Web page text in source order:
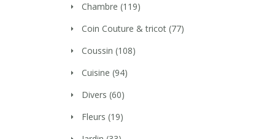
Chambre (119)
Coin Couture & tricot (77)
Coussin (108)
Cuisine (94)
Divers (60)
Fleurs (19)